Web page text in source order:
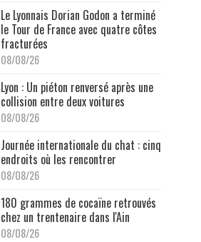
Le Lyonnais Dorian Godon a terminé
le Tour de France avec quatre côtes
fracturées
08/08/26
Lyon : Un piéton renversé après une
collision entre deux voitures
08/08/26
Journée internationale du chat : cinq
endroits où les rencontrer
08/08/26
180 grammes de cocaïne retrouvés
chez un trentenaire dans l'Ain
08/08/26